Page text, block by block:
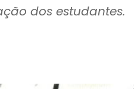
dos estudantes.